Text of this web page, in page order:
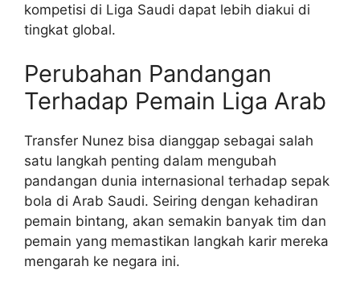
kompetisi di Liga Saudi dapat lebih diakui di
tingkat global.
Perubahan Pandangan
Terhadap Pemain Liga Arab
Transfer Nunez bisa dianggap sebagai salah
satu langkah penting dalam mengubah
pandangan dunia internasional terhadap sepak
bola di Arab Saudi. Seiring dengan kehadiran
pemain bintang, akan semakin banyak tim dan
pemain yang memastikan langkah karir mereka
mengarah ke negara ini.